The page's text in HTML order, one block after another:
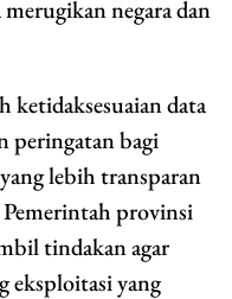
negara dan
ketidaksesuaian data
peringatan bagi
lebih transparan
Pemerintah provinsi
tindakan agar
eksploitasi yang